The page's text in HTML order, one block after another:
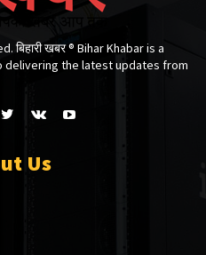
खबर ®​ Bihar Khabar is a
the latest updates from
Us